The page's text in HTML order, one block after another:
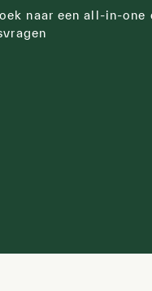
naar een all-in-one